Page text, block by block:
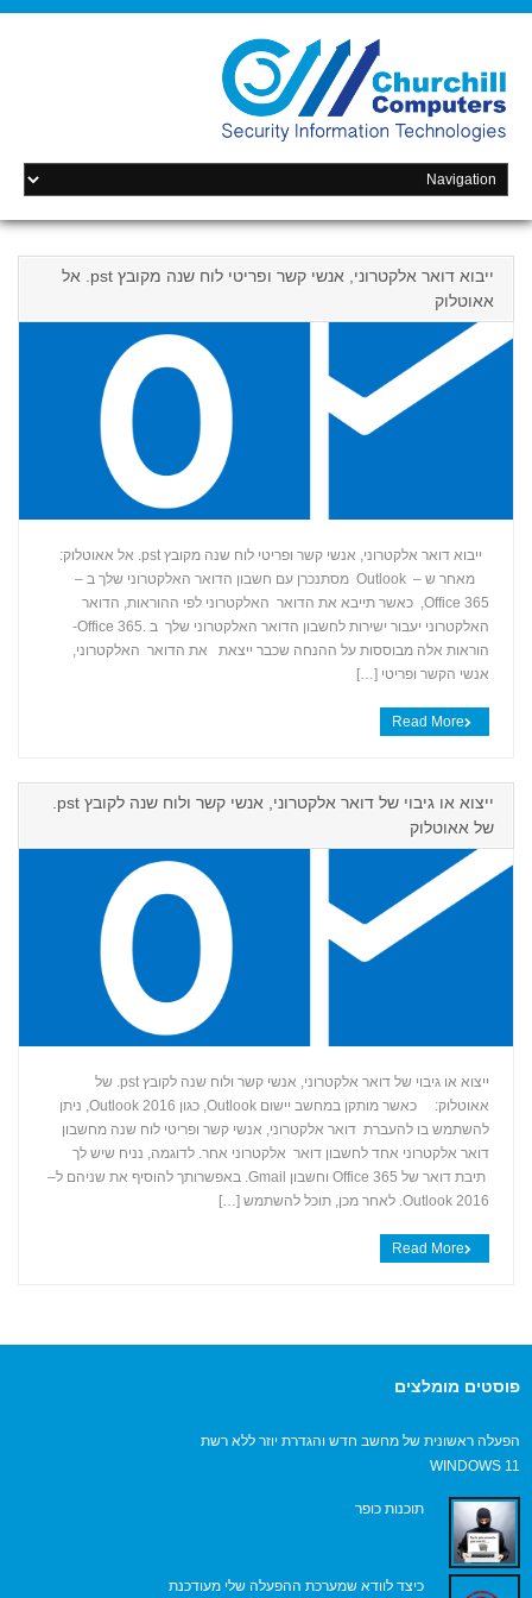
ייבוא דואר אלקטרוני, אנשי קשר ופריטי לוח שנה מקובץ ‎ .pstאל
אאוטלוק
+
ייבוא דואר אלקטרוני, אנשי קשר ופריטי לוח שנה מקובץ ‎ .pstאל אאוטלוק:
מאחר ש – Outlook מסתנכרן עם חשבון הדואר האלקטרוני שלך ב –
Office 365, כאשר תייבא את הדואר האלקטרוני לפי ההוראות, הדואר
האלקטרוני יעבור ישירות לחשבון הדואר האלקטרוני שלך ב .Office 365-
הוראות אלה מבוססות על ההנחה שכבר ייצאת את הדואר האלקטרוני,
אנשי הקשר ופריטי […]
Read More
ייצוא או גיבוי של דואר אלקטרוני, אנשי קשר ולוח שנה לקובץ ‎.pst
של אאוטלוק
+
ייצוא או גיבוי של דואר אלקטרוני, אנשי קשר ולוח שנה לקובץ ‎.pst של
אאוטלוק: כאשר מותקן במחשב יישום Outlook, כגון Outlook 2016, ניתן
להשתמש בו להעברת דואר אלקטרוני, אנשי קשר ופריטי לוח שנה מחשבון
דואר אלקטרוני אחד לחשבון דואר אלקטרוני אחר. לדוגמה, נניח שיש לך
תיבת דואר של Office 365 וחשבון Gmail. באפשרותך להוסיף את שניהם ל–
Outlook 2016. לאחר מכן, תוכל להשתמש […]
Read More
פוסטים מומלצים
הפעלה ראשונית של מחשב חדש והגדרת יוזר ללא רשת
WINDOWS 11
תוכנות כופר
כיצד לוודא שמערכת ההפעלה שלי מעודכנת